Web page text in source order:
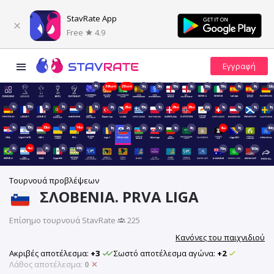
StavRate App
Free
4.9
4η 36λεπ 21λεπ 5η 5η 15η 8η 15η 15η 9η 8η 22η
1η 15η 2η 1η 1η 1η 8η 23ώ 15η 1η 23ώ 23ώ 22η 1η 1η 1η 1η
1η 15η 22ώ 1η 16ώ 1η 1η 2η 8η 1η 1η 6η 6ώ 1η 40η
2η 4ώ 2η 9η 49η 70η 6η 153η
Τουρνουά προβλέψεων
ΣΛΟΒΕΝΊΑ. PRVA LIGA
Επίσημο τουρνουά StavRate·
225
Κανόνες του παιχνιδιού
Ακριβές αποτέλεσμα: +3 Σωστό αποτέλεσμα αγώνα: +2
Λάθος αποτέλεσμα: 0